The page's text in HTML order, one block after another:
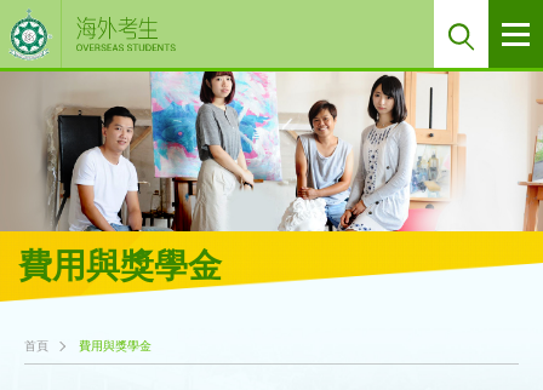
費用與獎學金
首頁 費用與獎學金